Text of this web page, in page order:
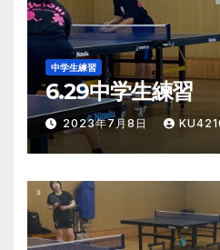
中学生練習
6.29中学生練習
2023年7月8日